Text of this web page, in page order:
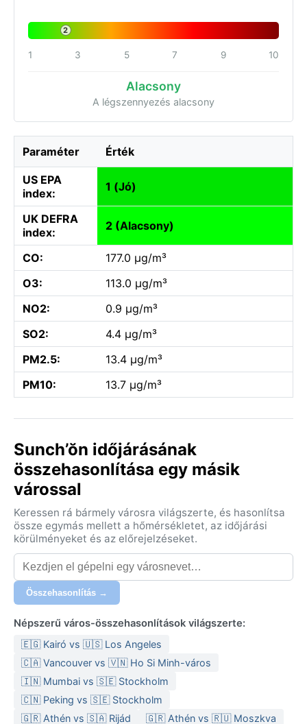
2
1 3 5 7 9 10
Alacsony
A légszennyezés alacsony
Paraméter Érték
US EPA
index:
1 (Jó)
UK DEFRA
index:
2 (Alacsony)
CO:
177.0 µg/m³
O3:
113.0 µg/m³
NO2:
0.9 µg/m³
SO2:
4.4 µg/m³
PM2.5:
13.4 µg/m³
PM10:
13.7 µg/m³
Sunch’ŏn időjárásának
összehasonlítása egy másik
várossal
Keressen rá bármely városra világszerte, és hasonlítsa
össze egymás mellett a hőmérsékletet, az időjárási
körülményeket és az előrejelzéseket.
Összehasonlítás →
Népszerű város-összehasonlítások világszerte:
🇪🇬 Kairó vs 🇺🇸 Los Angeles
🇨🇦 Vancouver vs 🇻🇳 Ho Si Minh-város
🇮🇳 Mumbai vs 🇸🇪 Stockholm
🇨🇳 Peking vs 🇸🇪 Stockholm
🇬🇷 Athén vs 🇸🇦 Rijád
🇬🇷 Athén vs 🇷🇺 Moszkva